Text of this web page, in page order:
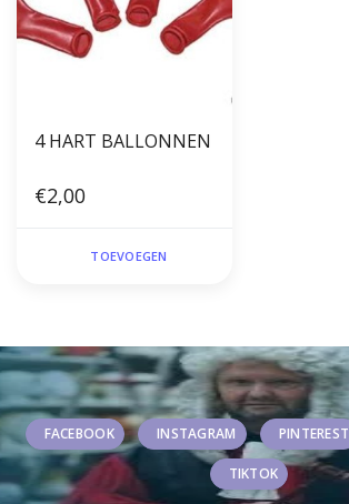
4 HART BALLONNEN
€2,00
TOEVOEGEN
FACEBOOK INSTAGRAM PINTEREST
TIKTOK